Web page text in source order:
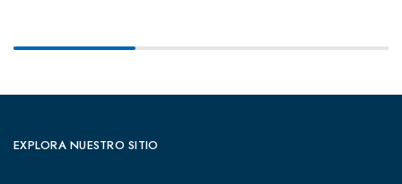
EXPLORA NUESTRO SITIO